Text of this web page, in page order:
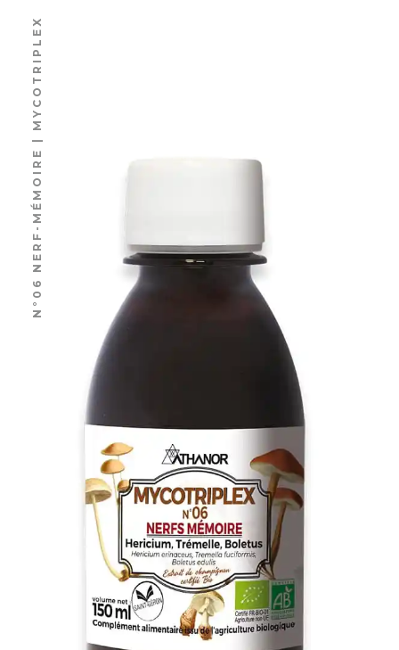
N°06 NERF-MÉMOIRE | MYCOTRIPLEX